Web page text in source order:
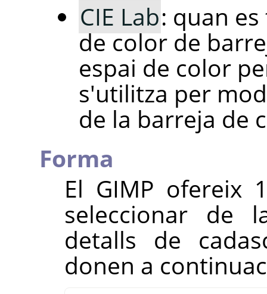
CIE Lab: quan
de color de
espai de color
s'utilitza per
de la barreja de
Forma
El GIMP ofereix
seleccionar de
detalls de
donen a